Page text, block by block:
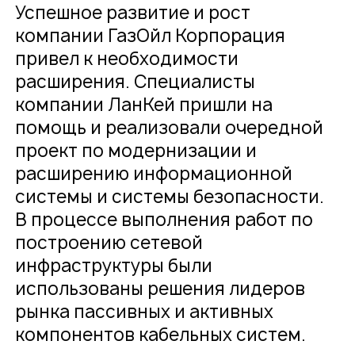
Успешное развитие и рост
компании ГазОйл Корпорация
привел к необходимости
расширения. Специалисты
компании ЛанКей пришли на
помощь и реализовали очередной
проект по модернизации и
расширению информационной
системы и системы безопасности.
В процессе выполнения работ по
построению сетевой
инфраструктуры были
использованы решения лидеров
рынка пассивных и активных
компонентов кабельных систем.